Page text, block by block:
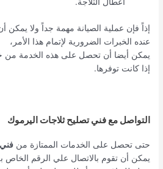
إذاً فإن عملية الصيانة مهمة جداً ولا يمكن
عنده الخبرات الضرورية لإتمام هذا الأمر،
يمكن أيضا أن تحصل على هذه الخدمة من
إذا كانت توفرها.
التواصل مع فني تصليح ثلاجات اليرموك
حتى تحصل على الخدمات الممتازة من
يمكن أن تقوم بالاتصال علي الرقم الخاص